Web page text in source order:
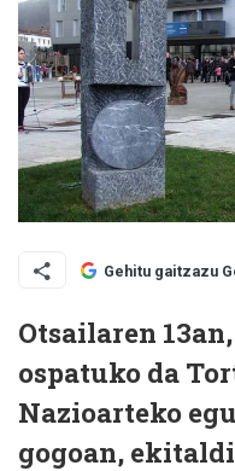
Gehitu gaitzazu
Otsailaren
ospatuko da
Nazioarteko
gogoan,